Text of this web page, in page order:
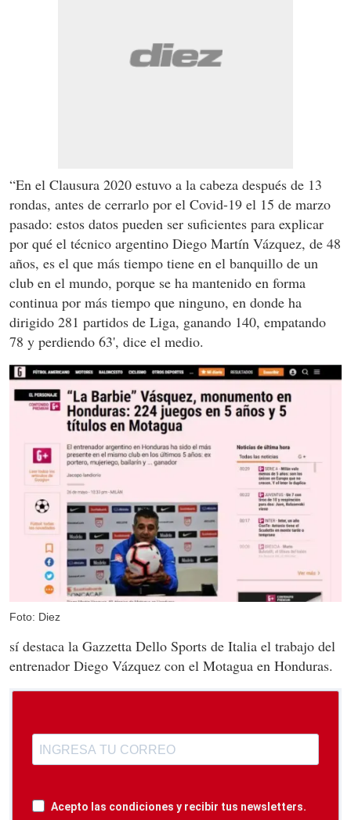
“En el Clausura 2020 estuvo a la cabeza después de 13
rondas, antes de cerrarlo por el Covid-19 el 15 de marzo
pasado: estos datos pueden ser suficientes para explicar
por qué el técnico argentino Diego Martín Vázquez, de 48
años, es el que más tiempo tiene en el banquillo de un
club en el mundo, porque se ha mantenido en forma
continua por más tiempo que ninguno, en donde ha
dirigido 281 partidos de Liga, ganando 140, empatando
78 y perdiendo 63', dice el medio.
Foto: Diez
sí destaca la Gazzetta Dello Sports de Italia el trabajo del
entrenador Diego Vázquez con el Motagua en Honduras.
Acepto las condiciones y recibir tus newsletters.